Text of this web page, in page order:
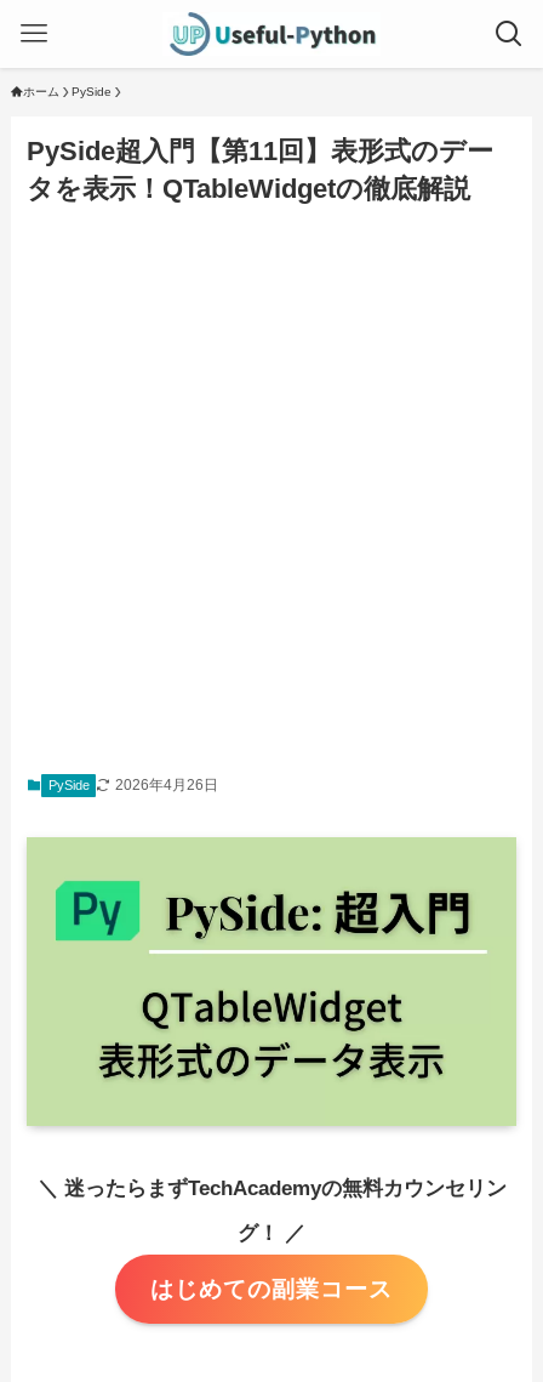
ホーム PySide
PySide超入門【第11回】表形式のデー
タを表示！QTableWidgetの徹底解説
PySide 2026年4月26日
＼ 迷ったらまずTechAcademyの無料カウンセリン
グ！ ／
はじめての副業コース